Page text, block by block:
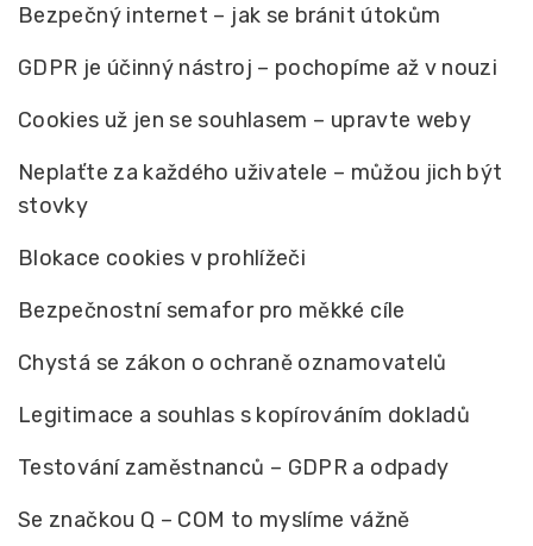
Bezpečný internet – jak se bránit útokům
GDPR je účinný nástroj – pochopíme až v nouzi
Cookies už jen se souhlasem – upravte weby
Neplaťte za každého uživatele – můžou jich být
stovky
Blokace cookies v prohlížeči
Bezpečnostní semafor pro měkké cíle
Chystá se zákon o ochraně oznamovatelů
Legitimace a souhlas s kopírováním dokladů
Testování zaměstnanců – GDPR a odpady
Se značkou Q – COM to myslíme vážně